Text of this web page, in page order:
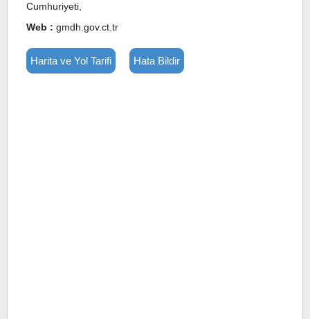
Cumhuriyeti,
Web : gmdh.gov.ct.tr
Harita ve Yol Tarifi Hata Bildir